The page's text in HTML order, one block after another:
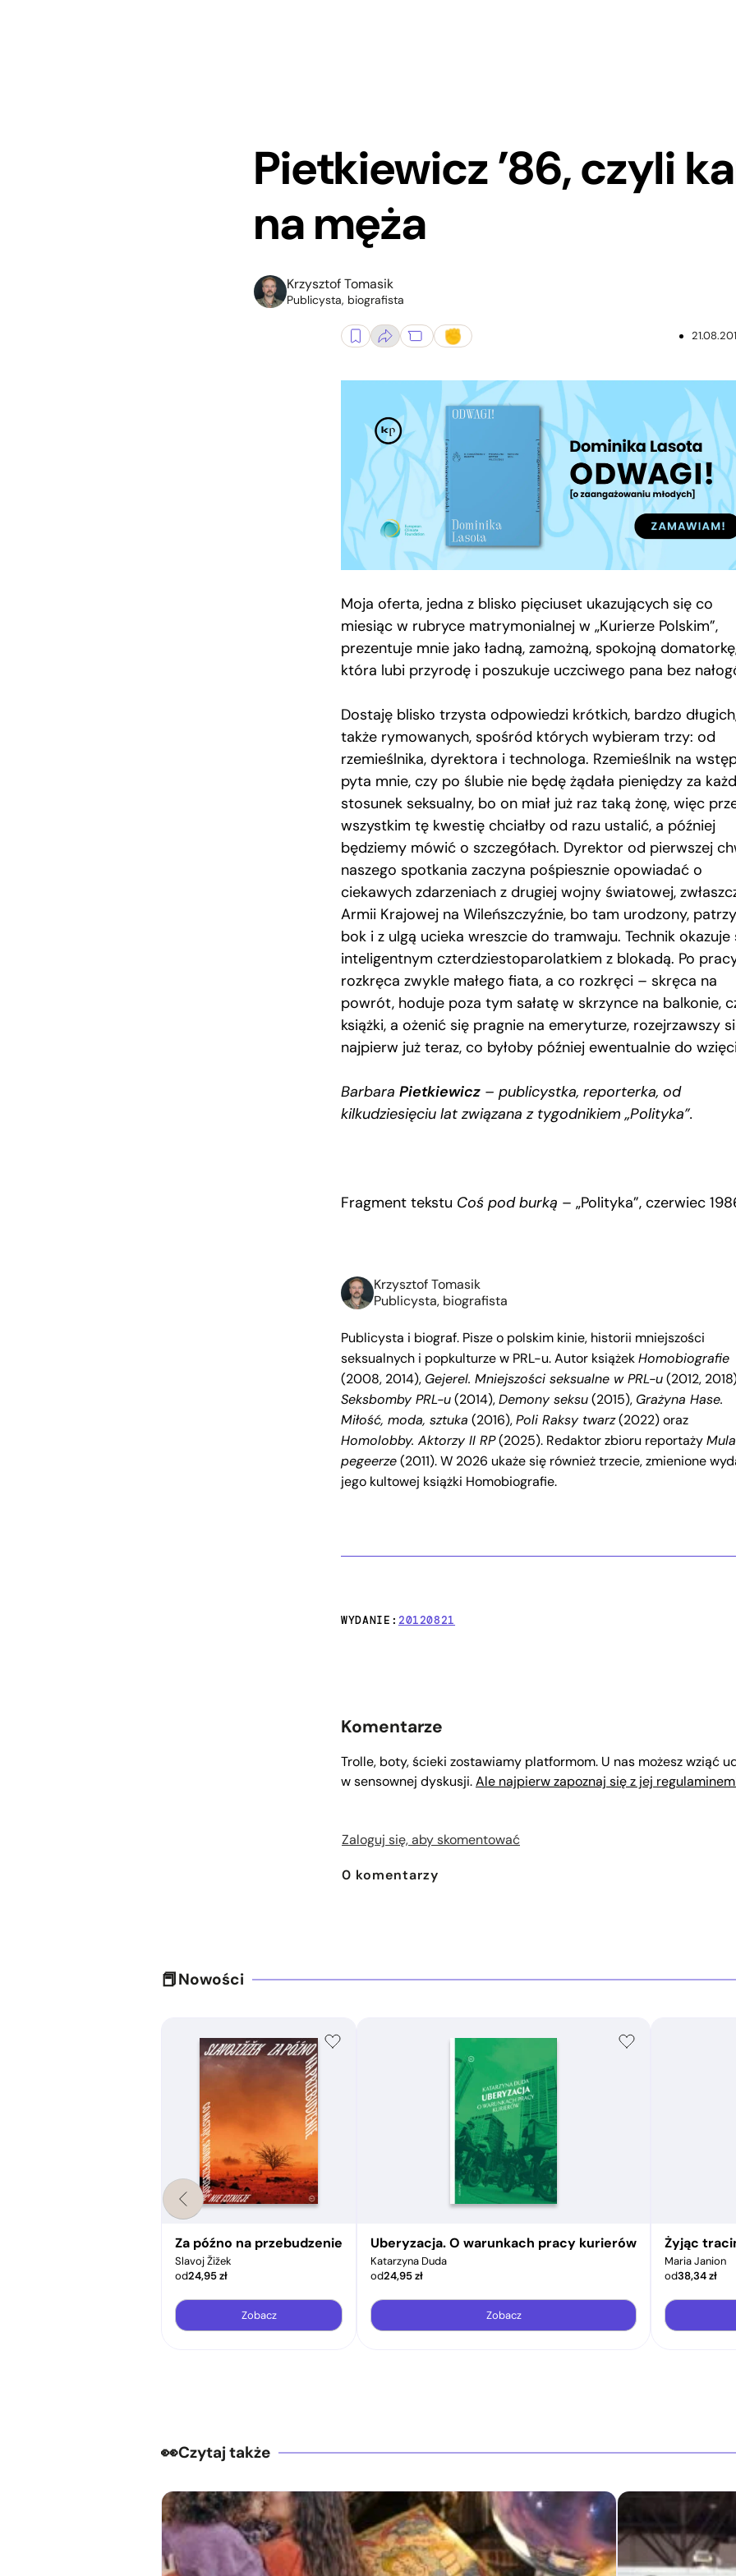
Pietkiewicz ’86, czyli
na męża
Krzysztof Tomasik
Publicysta, biografista
Moja oferta, jedna z blisko pięciuset ukazujących się co
miesiąc w rubryce matrymonialnej w „Kurierze Polskim”,
prezentuje mnie jako ładną, zamożną, spokojną
która lubi przyrodę i poszukuje uczciwego pana bez
Dostaję blisko trzysta odpowiedzi krótkich, bardzo
także rymowanych, spośród których wybieram trzy: od
rzemieślnika, dyrektora i technologa. Rzemieślnik na
pyta mnie, czy po ślubie nie będę żądała pieniędzy za
stosunek seksualny, bo on miał już raz taką żonę, więc
wszystkim tę kwestię chciałby od razu ustalić, a później
będziemy mówić o szczegółach. Dyrektor od pierwszej
naszego spotkania zaczyna pośpiesznie opowiadać o
ciekawych zdarzeniach z drugiej wojny światowej,
Armii Krajowej na Wileńszczyźnie, bo tam urodzony,
bok i z ulgą ucieka wreszcie do tramwaju. Technik okazuje
inteligentnym czterdziestoparolatkiem z blokadą. Po
rozkręca zwykle małego fiata, a co rozkręci – skręca na
powrót, hoduje poza tym sałatę w skrzynce na balkonie,
książki, a ożenić się pragnie na emeryturze, rozejrzawszy
najpierw już teraz, co byłoby później ewentualnie do
Barbara Pietkiewicz – publicystka, reporterka, od
kilkudziesięciu lat związana z tygodnikiem „Polityka”.
Fragment tekstu Coś pod burką – „Polityka”, czerwiec
Krzysztof Tomasik
Publicysta, biografista
Publicysta i biograf. Pisze o polskim kinie, historii mniejszości
seksualnych i popkulturze w PRL-u. Autor książekHomobiografie
(2008, 2014), Gejerel. Mniejszości seksualne w PRL-u(2012,
Seksbomby PRL-u(2014),Demony seksu(2015), Grażyna Hase.
Miłość, moda, sztuka (2016),Poli Raksy twarz(2022) oraz
Homolobby. Aktorzy II RP(2025). Redaktor zbioru reportaży
pegeerze(2011). W 2026 ukaże się również trzecie, zmienione
jego kultowej książki Homobiografie.
WYDANIE:20120821
Komentarze
Trolle, boty, ścieki zostawiamy platformom. U nas możesz wziąć
w sensownej dyskusji.Ale najpierw zapoznaj się z jej
Zaloguj się, aby skomentować
0 komentarzy
Nowości
Za późno na przebudzenie
Slavoj Žižek
od24,95zł
Zobacz
Uberyzacja. O warunkach pracy kurierów
Katarzyna Duda
od24,95zł
Zobacz
Żyjąc
Maria Janion
od38,34zł
Czytaj także